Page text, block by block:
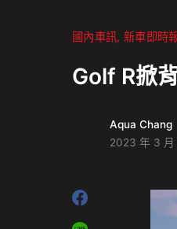
國內車訊 新車即時
Golf R掀
Aqua Chang
2023 年 3 月